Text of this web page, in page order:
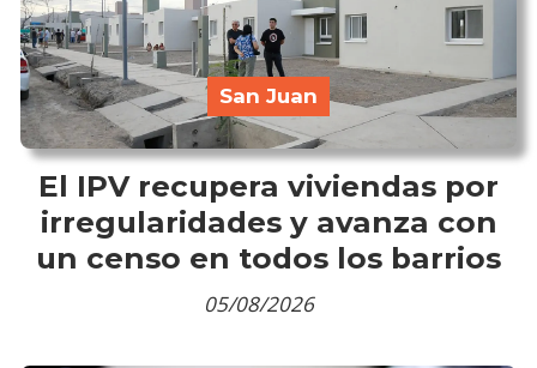
El IPV recupera viviendas por
irregularidades y avanza con
un censo en todos los barrios
San Juan
05/08/2026